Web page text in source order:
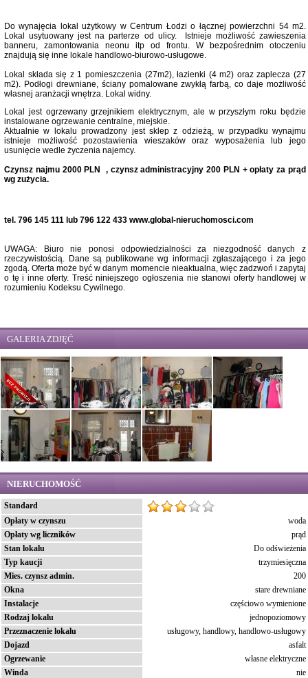
Do wynajęcia lokal użytkowy w Centrum Łodzi o łącznej powierzchni 54 m2.
Lokal usytuowany jest na parterze od ulicy. Istnieje możliwość zawieszenia
banneru, zamontowania neonu itp od frontu. W bezpośrednim otoczeniu
znajdują się inne lokale handlowo-biurowo-usługowe.
Lokal składa się z 1 pomieszczenia (27m2), łazienki (4 m2) oraz zaplecza (27
m2). Podłogi drewniane, ściany pomalowane zwykłą farbą, co daje możliwość
własnej aranżacji wnętrza. Lokal widny.
Lokal jest ogrzewany grzejnikiem elektrycznym, ale w przyszłym roku będzie
instalowane ogrzewanie centralne, miejskie.
Aktualnie w lokalu prowadzony jest sklep z odzieżą, w przypadku wynajmu
istnieje możliwość pozostawienia wieszaków oraz wyposażenia lub jego
usunięcie wedle życzenia najemcy.
Czynsz najmu 2000 PLN , czynsz administracyjny 200 PLN + opłaty za prąd
wg zużycia.
tel. 796 145 111 lub 796 122 433 www.global-nieruchomosci.com
UWAGA: Biuro nie ponosi odpowiedzialności za niezgodność danych z
rzeczywistością. Dane są publikowane wg informacji zgłaszającego i za jego
zgodą. Oferta może być w danym momencie nieaktualna, więc zadzwoń i zapytaj
o tę i inne oferty. Treść niniejszego ogłoszenia nie stanowi oferty handlowej w
rozumieniu Kodeksu Cywilnego.
GALERIA ZDJĘĆ
NIERUCHOMOŚĆ
Standard
Opłaty w czynszu
woda
Opłaty wg liczników
prąd
Stan lokalu
Do odświeżenia
Typ kaucji
trzymiesięczna
Mies. czynsz admin.
200
Okna
stare drewniane
Instalacje
częściowo wymienione
Rodzaj lokalu
jednopoziomowy
Przeznaczenie lokalu
usługowy, handlowy, handlowo-usługowy
Dojazd
asfalt
Ogrzewanie
własne elektryczne
Winda
nie